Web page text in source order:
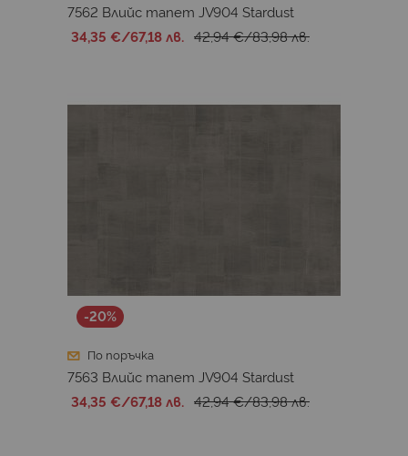
7562 Влийс тапет JV904 Stardust
34,35 €/67,18 лв. 42,94 €/83,98 лв.
-20%
По поръчка
7563 Влийс тапет JV904 Stardust
34,35 €/67,18 лв. 42,94 €/83,98 лв.